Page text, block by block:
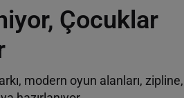
Çocuklar
modern oyun alanları, zipline,